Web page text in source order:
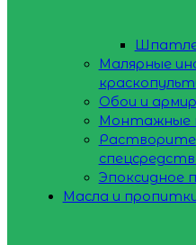
Малярные
Обои и
Монтажные
Эпоксидное
Масла и